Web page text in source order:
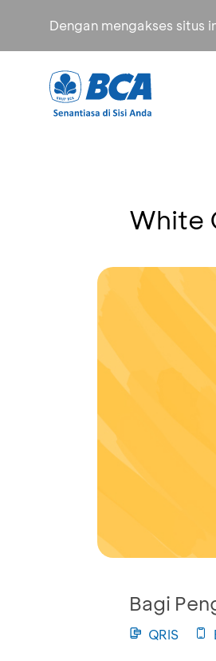
Dengan mengakses situs
White
Bagi
QRIS